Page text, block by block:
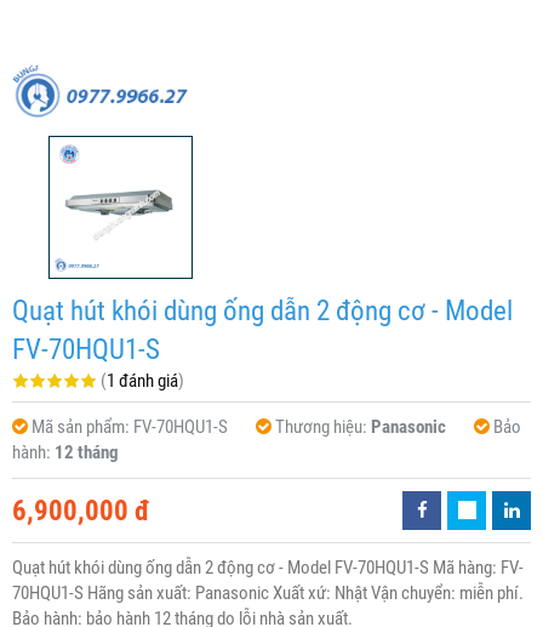
Quạt hút khói dùng ống dẫn 2 động cơ - Model
FV-70HQU1-S
(1 đánh giá)
Mã sản phẩm: FV-70HQU1-S Thương hiệu: Panasonic
Bảo
hành: 12 tháng
6,900,000 đ
Quạt hút khói dùng ống dẫn 2 động cơ - Model FV-70HQU1-S Mã hàng: FV-
70HQU1-S Hãng sản xuất: Panasonic Xuất xứ: Nhật Vận chuyển: miễn phí.
Bảo hành: bảo hành 12 tháng do lỗi nhà sản xuất.